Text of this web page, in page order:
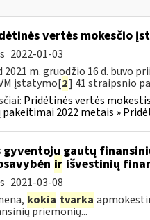
vertės mokesčio
2022-01-03
m. gruodžio 16 d. buvo
įstatymo[2] 41 straipsnio
Pridėtinės vertės mokestis
2022 metais »
gyventojų gautų
irišvestinių
2021-03-08
kokia tvarka
priemonių...